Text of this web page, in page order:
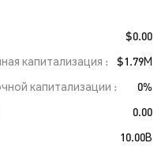
$0.00
капитализация
$1.79M
капитализации
0%
0.00
10.00B